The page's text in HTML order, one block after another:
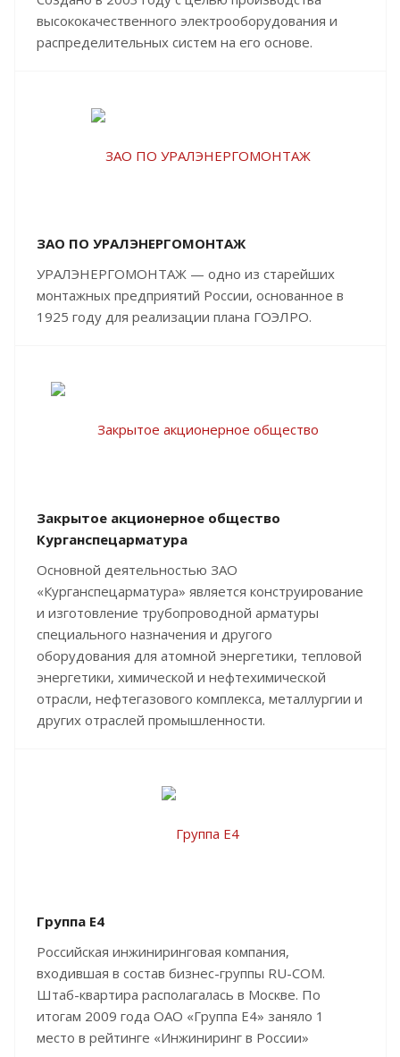
высококачественного электрооборудования и
распределительных систем на его основе.
ЗАО ПО УРАЛЭНЕРГОМОНТАЖ
УРАЛЭНЕРГОМОНТАЖ — одно из старейших
монтажных предприятий России, основанное в
1925 году для реализации плана ГОЭЛРО.
Закрытое акционерное общество
Курганспецарматура
Основной деятельностью ЗАО
«Курганспецарматура» является конструирование
и изготовление трубопроводной арматуры
специального назначения и другого
оборудования для атомной энергетики, тепловой
энергетики, химической и нефтехимической
отрасли, нефтегазового комплекса, металлургии и
других отраслей промышленности.
Группа Е4
Российская инжиниринговая компания,
входившая в состав бизнес-группы RU-COM.
Штаб-квартира располагалась в Москве. По
итогам 2009 года ОАО «Группа Е4» заняло 1
место в рейтинге «Инжиниринг в России»